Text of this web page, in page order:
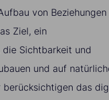
von Beziehungen
Ziel, ein
Sichtbarkeit und
und auf
berücksichtigen das